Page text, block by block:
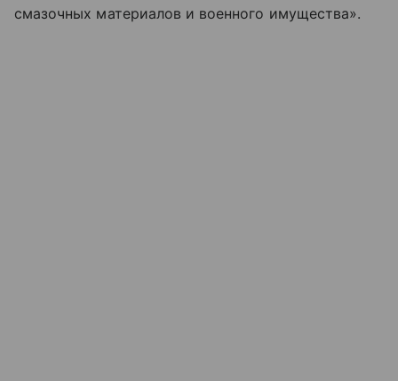
смазочных материалов и военного имущества».